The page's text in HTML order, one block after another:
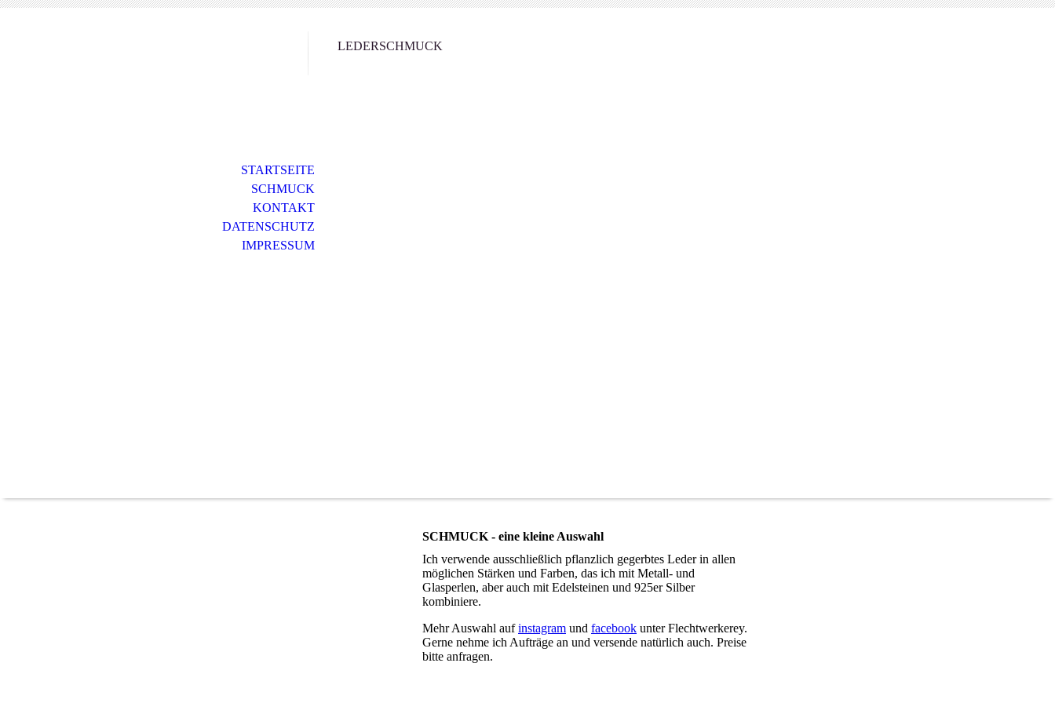
LEDERSCHMUCK
STARTSEITE
SCHMUCK
KONTAKT
DATENSCHUTZ
IMPRESSUM
SCHMUCK - eine kleine Auswahl
Ich verwende ausschließlich pflanzlich gegerbtes Leder in allen
möglichen Stärken und Farben, das ich mit Metall- und
Glasperlen, aber auch mit Edelsteinen und 925er Silber
kombiniere.
Mehr Auswahl aufinstagram und facebook unter Flechtwerkerey.
Gerne nehme ich Aufträge an und versende natürlich auch. Preise
bitte anfragen.